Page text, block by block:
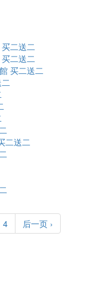
二送二
二送二
买二送二
二送二
4 后一页 ›